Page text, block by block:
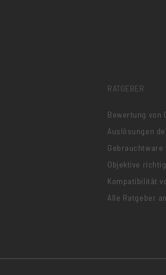
RATGEBER
Bewertung von
Auslösungen
Objektive
Kompatibilität
Alle Ratgeber